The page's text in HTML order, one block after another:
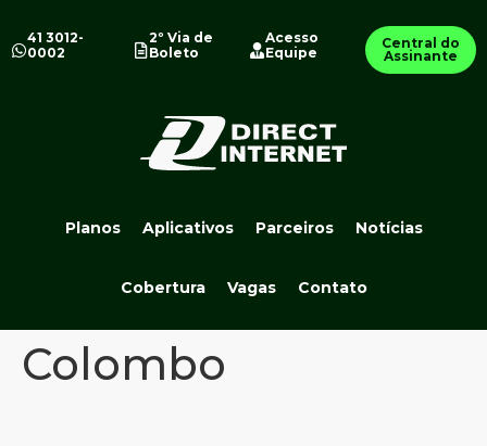
41 3012-
0002
2º Via de
Boleto
Acesso
Equipe
Central do
Assinante
Planos Aplicativos Parceiros Notícias
Cobertura Vagas Contato
Colombo